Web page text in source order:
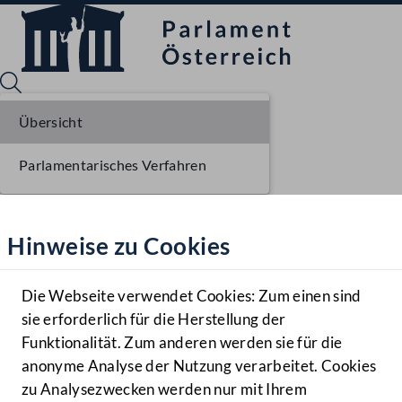
Hilfe
Benutzer
Navigationsmenü öffnen
MENÜ
Hinweise zu Cookies
Die Webseite verwendet Cookies: Zum einen sind
sie erforderlich für die Herstellung der
Funktionalität. Zum anderen werden sie für die
anonyme Analyse der Nutzung verarbeitet. Cookies
zu Analysezwecken werden nur mit Ihrem
Übersicht
Parlamentarisches Verfahren